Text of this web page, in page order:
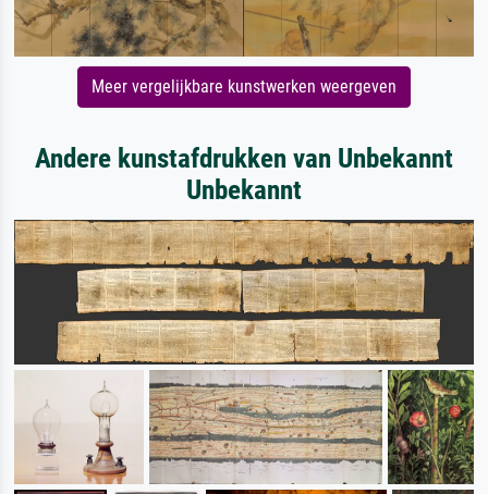
Meer vergelijkbare kunstwerken weergeven
Andere kunstafdrukken van Unbekannt
Unbekannt